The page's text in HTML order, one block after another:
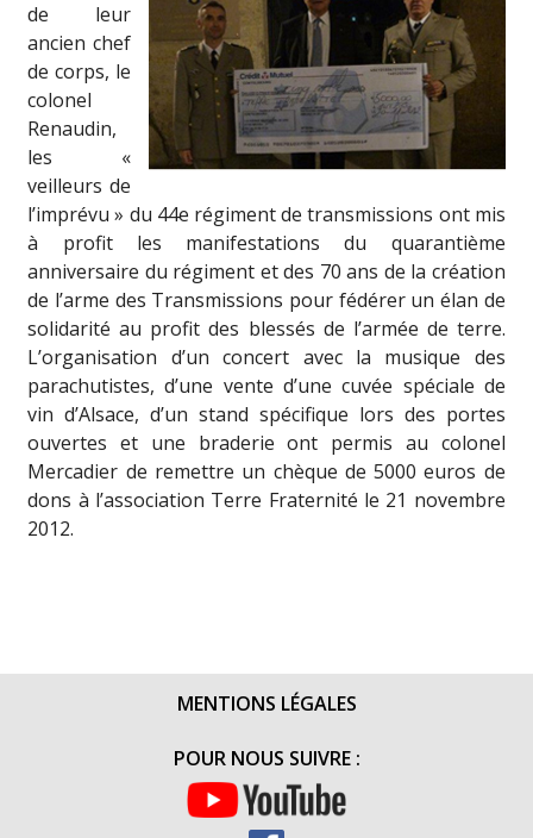
de leur
ancien chef
de corps, le
colonel
Renaudin,
les «
veilleurs de
l’imprévu » du 44e régiment de transmissions ont mis
à profit les manifestations du quarantième
anniversaire du régiment et des 70 ans de la création
de l’arme des Transmissions pour fédérer un élan de
solidarité au profit des blessés de l’armée de terre.
L’organisation d’un concert avec la musique des
parachutistes, d’une vente d’une cuvée spéciale de
vin d’Alsace, d’un stand spécifique lors des portes
ouvertes et une braderie ont permis au colonel
Mercadier de remettre un chèque de 5000 euros de
dons à l’association Terre Fraternité le 21 novembre
2012.
MENTIONS LÉGALES
POUR NOUS SUIVRE :